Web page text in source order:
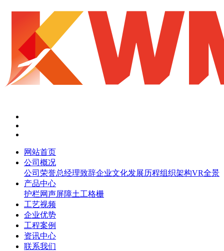
网站首页
公司概况
公司荣誉总经理致辞企业文化发展历程组织架构VR全景
产品中心
护栏网声屏障土工格栅
工艺视频
企业优势
工程案例
资讯中心
联系我们